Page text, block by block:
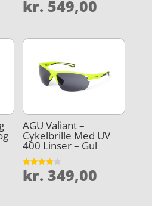
Vurderet
4
kr. 549,00
AGU Valiant –
Cykelbrille Med UV
400 Linser – Gul
Vurderet
4.1
kr. 349,00